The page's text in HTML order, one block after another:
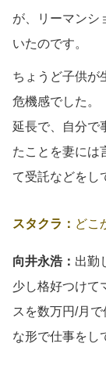
が、リーマンシ
いたのです。
ちょうど子供が
危機感でした。
延長で、自分で
たことを妻には
て受託などをし
スタクラ： どこ
向井永浩： 出勤
少し格好つけて
スを数万円/月
な形で仕事をし